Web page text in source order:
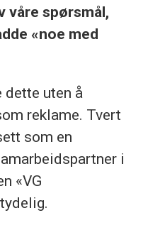
våre spørsmål,
«noe med
dette uten å
reklame. Tvert
som en
i
«VG